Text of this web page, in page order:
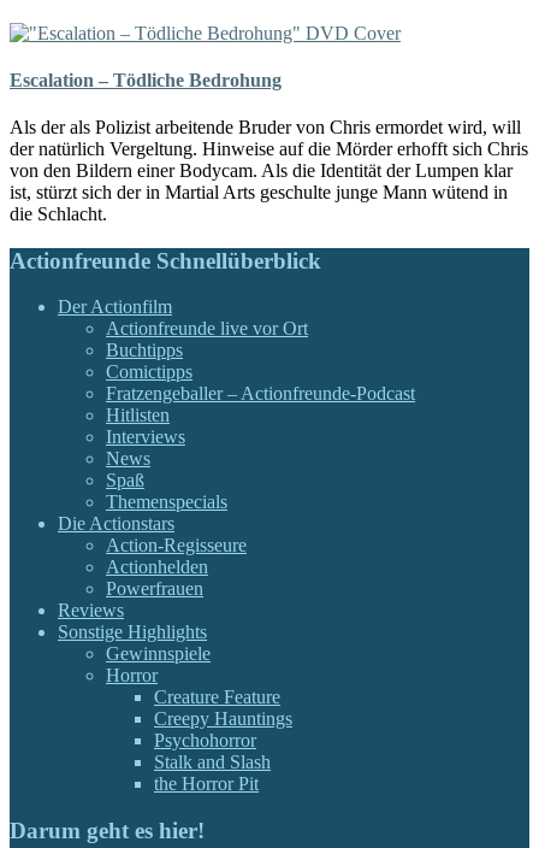
Escalation – Tödliche Bedrohung
Als der als Polizist arbeitende Bruder von Chris ermordet wird, will
der natürlich Vergeltung. Hinweise auf die Mörder erhofft sich Chris
von den Bildern einer Bodycam. Als die Identität der Lumpen klar
ist, stürzt sich der in Martial Arts geschulte junge Mann wütend in
die Schlacht.
Actionfreunde Schnellüberblick
Der Actionfilm
Actionfreunde live vor Ort
Buchtipps
Comictipps
Fratzengeballer – Actionfreunde-Podcast
Hitlisten
Interviews
News
Spaß
Themenspecials
Die Actionstars
Action-Regisseure
Actionhelden
Powerfrauen
Reviews
Sonstige Highlights
Gewinnspiele
Horror
Creature Feature
Creepy Hauntings
Psychohorror
Stalk and Slash
the Horror Pit
Darum geht es hier!